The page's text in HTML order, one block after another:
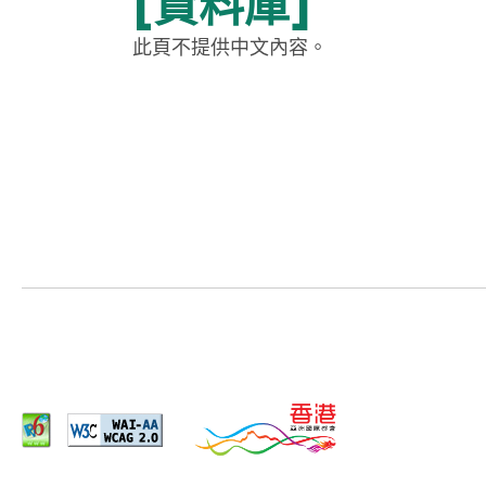
此頁不提供中文內容。